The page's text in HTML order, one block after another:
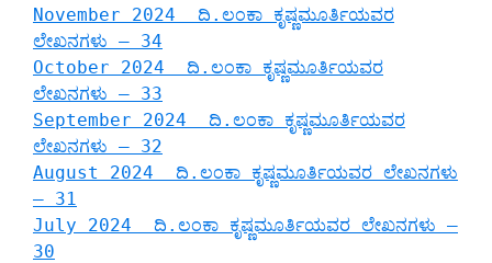
November 2024 ದಿ.ಲಂಕಾ ಕೃಷ್ಣಮೂರ್ತಿಯವರ
ಲೇಖನಗಳು – 34
October 2024 ದಿ.ಲಂಕಾ ಕೃಷ್ಣಮೂರ್ತಿಯವರ
ಲೇಖನಗಳು – 33
September 2024 ದಿ.ಲಂಕಾ ಕೃಷ್ಣಮೂರ್ತಿಯವರ
ಲೇಖನಗಳು – 32
August 2024 ದಿ.ಲಂಕಾ ಕೃಷ್ಣಮೂರ್ತಿಯವರ ಲೇಖನಗಳು
– 31
July 2024 ದಿ.ಲಂಕಾ ಕೃಷ್ಣಮೂರ್ತಿಯವರ ಲೇಖನಗಳು –
30